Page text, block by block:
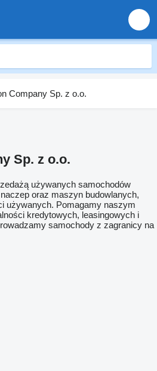
Sp. z o.o.
używanych samochodów
oraz maszyn budowlanych,
używanych. Pomagamy naszym
kredytowych, leasingowych i
samochody z zagranicy na